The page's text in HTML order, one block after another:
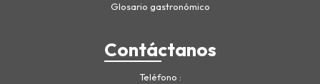
Glosario gastronómico
Contáctanos
Teléfono